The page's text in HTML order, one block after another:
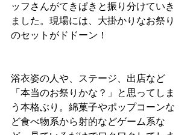
ッフさんがてきぱきと振り分けていき
ました。現場には、大掛かりなお祭り
のセットがドドーン！
浴衣姿の人や、ステージ、出店など
「本当のお祭りかな？」と思ってしま
う本格ぶり。綿菓子やポップコーンな
ど食べ物系から射的などゲーム系な